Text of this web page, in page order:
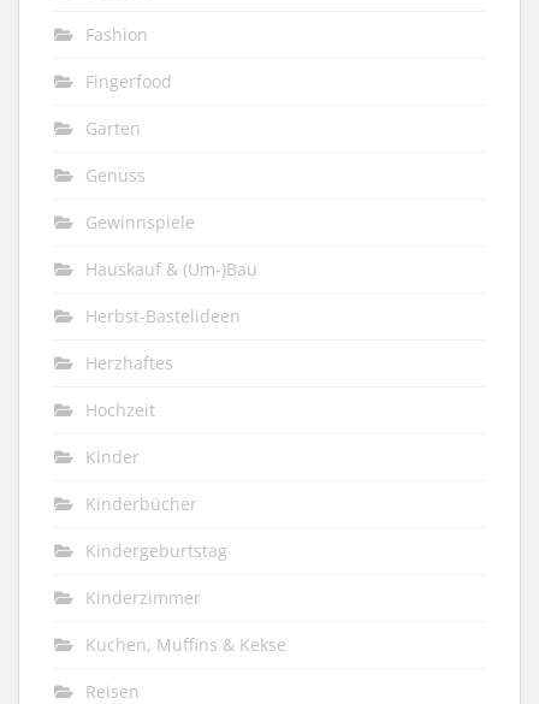
Fashion
Fingerfood
Garten
Genuss
Gewinnspiele
Hauskauf & (Um-)Bau
Herbst-Bastelideen
Herzhaftes
Hochzeit
Kinder
Kinderbücher
Kindergeburtstag
Kinderzimmer
Kuchen, Muffins & Kekse
Reisen